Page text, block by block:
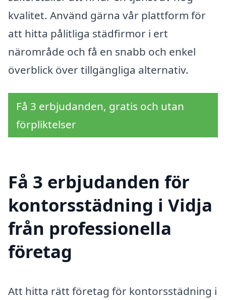
kvalitet. Använd gärna vår plattform för
att hitta pålitliga städfirmor i ert
närområde och få en snabb och enkel
överblick över tillgängliga alternativ.
Få 3 erbjudanden, gratis och utan
förpliktelser
Få 3 erbjudanden för
kontorsstädning i Vidja
från professionella
företag
Att hitta rätt företag för kontorsstädning i